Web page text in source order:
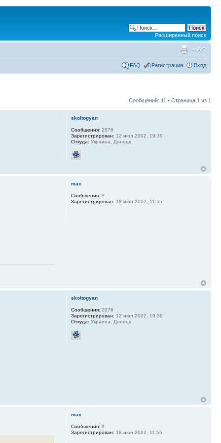
Расширенный поиск
FAQ Регистрация Вход
Сообщений: 11 • Страница 1 из 1
skoltogyan
Сообщения: 2076
Зарегистрирован: 12 июл 2002, 19:39
Откуда: Украина, Донецк
max
Сообщения: 9
Зарегистрирован: 18 июн 2002, 11:55
skoltogyan
Сообщения: 2076
Зарегистрирован: 12 июл 2002, 19:39
Откуда: Украина, Донецк
max
Сообщения: 9
Зарегистрирован: 18 июн 2002, 11:55